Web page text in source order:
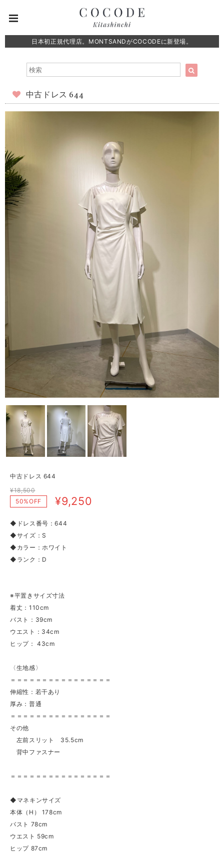
日本初正規代理店。MONTSANDがCOCODEに新登場。
中古ドレス 644
中古ドレス 644
¥18,500
50%OFF
¥9,250
◆ドレス番号：644
◆サイズ：S
◆カラー：ホワイト
◆ランク：D
※平置きサイズ寸法
着丈：110cm
バスト：39cm
ウエスト：34cm
ヒップ： 43cm
〈生地感〉
＝＝＝＝＝＝＝＝＝＝＝＝＝＝＝＝
伸縮性：若干あり
厚み：普通
＝＝＝＝＝＝＝＝＝＝＝＝＝＝＝＝
その他
左前スリット 35.5cm
背中ファスナー
＝＝＝＝＝＝＝＝＝＝＝＝＝＝＝＝
◆マネキンサイズ
本体（H） 178cm
バスト 78cm
ウエスト 59cm
ヒップ 87cm